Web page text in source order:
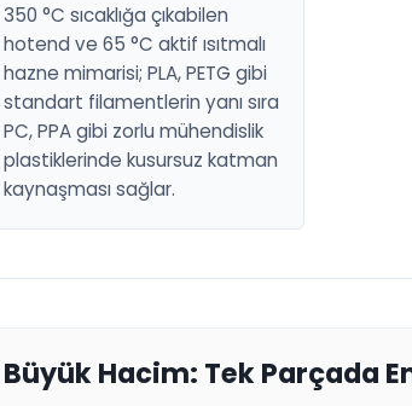
350 °C sıcaklığa çıkabilen
hotend ve 65 °C aktif ısıtmalı
hazne mimarisi; PLA, PETG gibi
standart filamentlerin yanı sıra
PC, PPA gibi zorlu mühendislik
plastiklerinde kusursuz katman
kaynaşması sağlar.
Büyük Hacim: Tek Parçada